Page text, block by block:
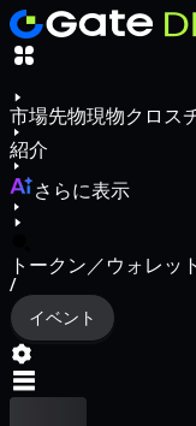
市場先物現物クロス
紹介
さらに表示
トークン／ウォレッ
/
イベント